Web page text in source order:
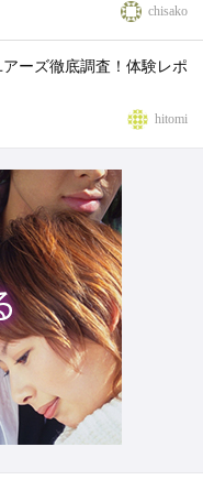
chisako
ーズ徹底調査！体験レポ
hitomi